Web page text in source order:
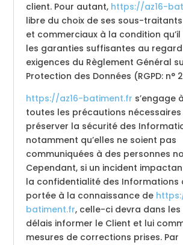
client. Pour autant, https://az16-
libre du choix de ses sous-
et commerciaux à la condition
les garanties suffisantes au
exigences du Règlement Général
Protection des Données (RGPD: n°
https://az16-batiment.fr s’engage
toutes les précautions
préserver la sécurité des
notamment qu’elles ne soient pas
communiquées à des personnes
Cependant, si un incident
la confidentialité des Informations
portée à la connaissance de
batiment.fr, celle-ci devra dans les
délais informer le Client et lui
mesures de corrections prises. Par